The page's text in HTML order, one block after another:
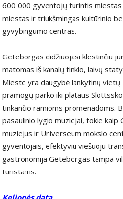
600 000 gyventojų turintis
miestas ir triukšmingas kultūrinio
gyvybingumo centras.
Geteborgas didžiuojasi klestinčiu
matomas iš kanalų tinklo, laivų
Mieste yra daugybė lankytinų vietų
pramogų parko iki plataus
tinkančio ramioms promenadoms.
pasaulinio lygio muziejai, tokie kaip
muziejus ir Universeum mokslo
gyventojais, efektyviu viešuoju
gastronomija Geteborgas tampa
turistams.